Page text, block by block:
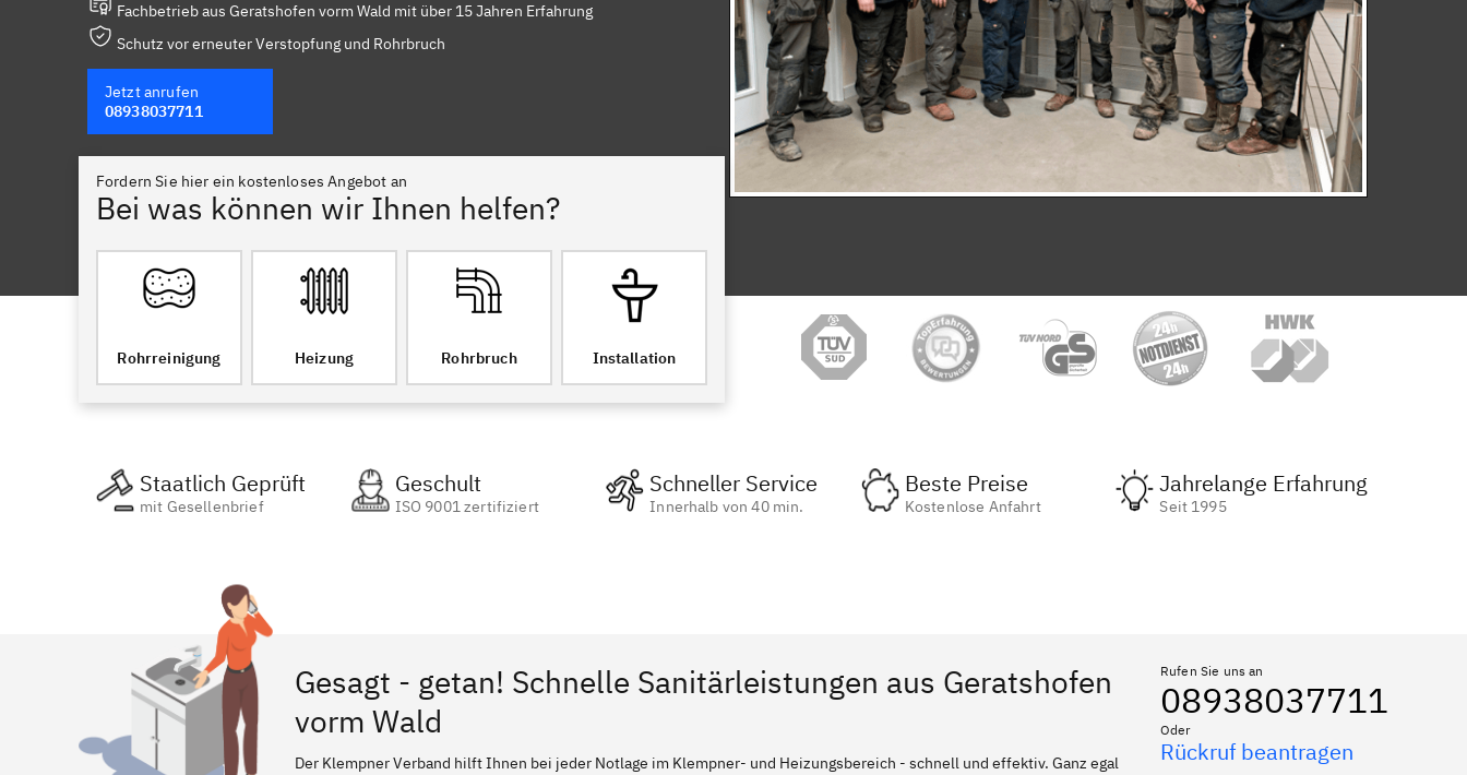
Fachbetrieb aus Geratshofen vorm Wald mit über 15 Jahren Erfahrung
Schutz vor erneuter Verstopfung und Rohrbruch
Jetzt anrufen
08938037711
Fordern Sie hier ein kostenloses Angebot an
Bei was können wir Ihnen helfen?
Rohrreinigung Heizung Rohrbruch Installation
Staatlich Geprüft
mit Gesellenbrief
Geschult
ISO 9001 zertifiziert
Schneller Service
Innerhalb von 40 min.
Beste Preise
Kostenlose Anfahrt
Jahrelange Erfahrung
Seit 1995
Gesagt - getan! Schnelle Sanitärleistungen aus Geratshofen
vorm Wald
Der Klempner Verband hilft Ihnen bei jeder Notlage im Klempner- und Heizungsbereich - schnell und effektiv. Ganz egal
Rufen Sie uns an
08938037711
Oder
Rückruf beantragen